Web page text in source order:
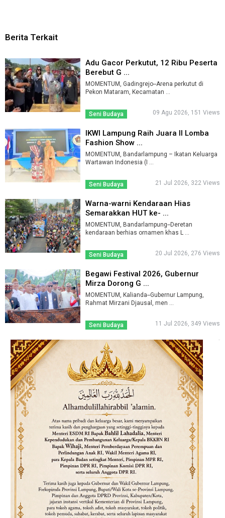
Berita Terkait
Adu Gacor Perkutut, 12 Ribu Peserta
Berebut G ...
MOMENTUM, Gadingrejo--Arena perkutut di
Seni Budaya 09 Agu 2026, 151 Views
IKWI Lampung Raih Juara II Lomba
Fashion Show ...
MOMENTUM, Bandarlampung – Ikatan Keluarga
Wartawan Indonesia (I ...
Seni Budaya 21 Jul 2026, 322 Views
Warna-warni Kendaraan Hias
Semarakkan HUT ke- ...
MOMENTUM, Bandarlampung--Deretan
kendaraan berhias ornamen khas L ...
Seni Budaya 20 Jul 2026, 276 Views
Begawi Festival 2026, Gubernur
Mirza Dorong G ...
MOMENTUM, Kalianda--Gubernur Lampung,
Rahmat Mirzani Djausal, men ...
Seni Budaya 11 Jul 2026, 349 Views